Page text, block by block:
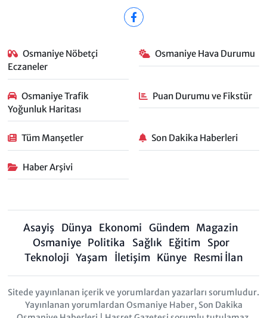
Osmaniye Nöbetçi
Eczaneler
Osmaniye Hava Durumu
Osmaniye Trafik
Yoğunluk Haritası
Puan Durumu ve Fikstür
Tüm Manşetler Son Dakika Haberleri
Haber Arşivi
Asayiş Dünya Ekonomi Gündem Magazin
Osmaniye Politika Sağlık Eğitim
Spor
Teknoloji Yaşam İletişim Künye Resmi İlan
Sitede yayınlanan içerik ve yorumlardan yazarları sorumludur.
Yayınlanan yorumlardan Osmaniye Haber, Son Dakika